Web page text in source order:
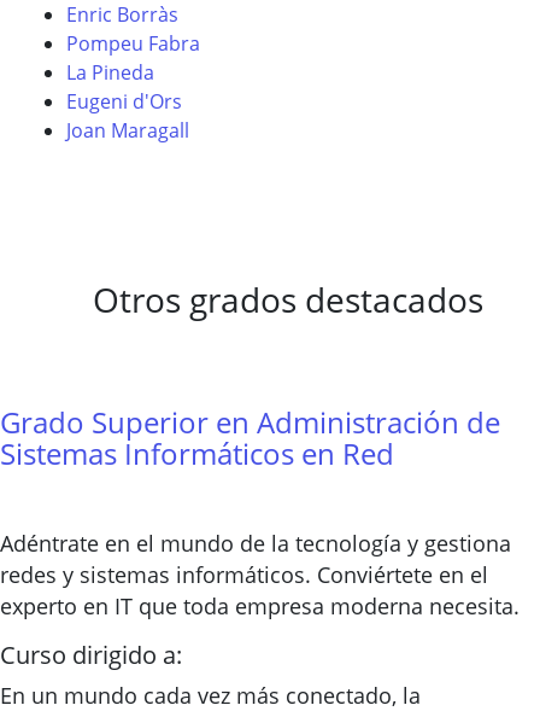
Enric Borràs
Pompeu Fabra
La Pineda
Eugeni d'Ors
Joan Maragall
Otros grados destacados
Grado Superior en Administración de
Sistemas Informáticos en Red
Adéntrate en el mundo de la tecnología y gestiona
redes y sistemas informáticos. Conviértete en el
experto en IT que toda empresa moderna necesita.
Curso dirigido a:
En un mundo cada vez más conectado, la